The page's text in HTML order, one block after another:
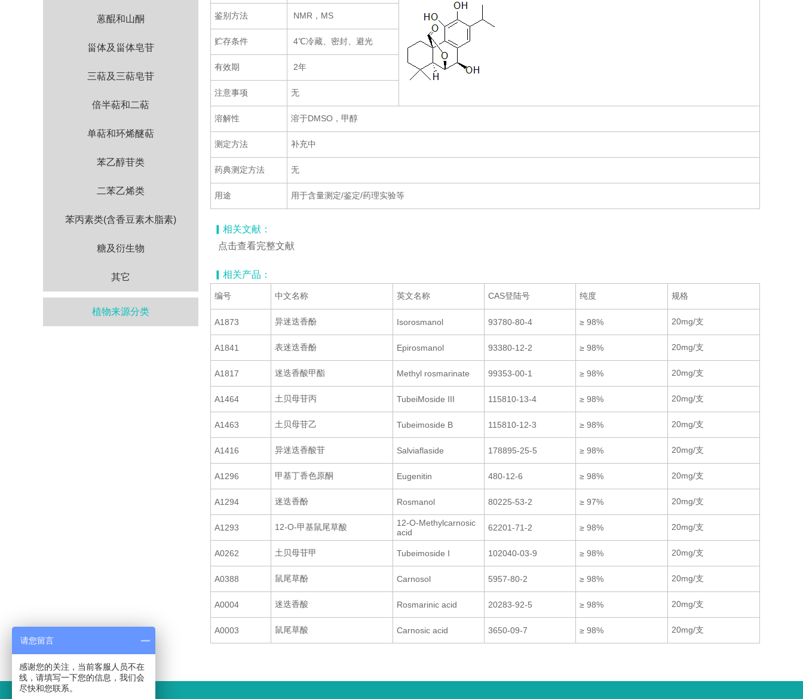
蒽醌和山酮
甾体及甾体皂苷
三萜及三萜皂苷
倍半萜和二萜
单萜和环烯醚萜
苯乙醇苷类
二苯乙烯类
苯丙素类(含香豆素木脂素)
糖及衍生物
其它
植物来源分类
NMR，MS
4℃冷藏、密封、避光
2年
无
鉴别方法
贮存条件
有效期
注意事项
溶解性 溶于DMSO，甲醇
测定方法 补充中
药典测定方法 无
用途 用于含量测定/鉴定/药理实验等
▎相关文献：
点击查看完整文献
▎相关产品：
编号 中文名称 英文名称 CAS登陆号 纯度 规格
A1873 异迷迭香酚 Isorosmanol 93780-80-4 ≥ 98% 20mg/支
A1841 表迷迭香酚 Epirosmanol 93380-12-2 ≥ 98% 20mg/支
A1817 迷迭香酸甲酯 Methyl rosmarinate 99353-00-1 ≥ 98% 20mg/支
A1464 土贝母苷丙 TubeiMoside III 115810-13-4 ≥ 98% 20mg/支
A1463 土贝母苷乙 Tubeimoside B 115810-12-3 ≥ 98% 20mg/支
A1416 异迷迭香酸苷 Salviaflaside 178895-25-5 ≥ 98% 20mg/支
A1296 甲基丁香色原酮 Eugenitin 480-12-6 ≥ 98% 20mg/支
A1294 迷迭香酚 Rosmanol 80225-53-2 ≥ 97% 20mg/支
A1293 12-O-甲基鼠尾草酸
12-O-Methylcarnosic
acid
62201-71-2 ≥ 98% 20mg/支
A0262 土贝母苷甲 Tubeimoside I 102040-03-9 ≥ 98% 20mg/支
A0388 鼠尾草酚 Carnosol 5957-80-2 ≥ 98% 20mg/支
A0004 迷迭香酸 Rosmarinic acid 20283-92-5 ≥ 98% 20mg/支
A0003 鼠尾草酸 Carnosic acid 3650-09-7 ≥ 98%
20mg/支
请您留言
感谢您的关注，当前客服人员不在
线，请填写一下您的信息，我们会
尽快和您联系。